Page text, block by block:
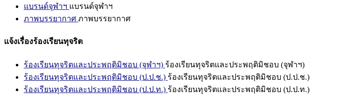
แบรนด์จุฬาฯ แบรนด์จุฬาฯ
ภาพบรรยากาศ ภาพบรรยากาศ
แจ้งเรื่องร้องเรียนทุจริต
ร้องเรียนทุจริตและประพฤติมิชอบ (จุฬาฯ) ร้องเรียนทุจริตและประพฤติมิชอบ (จุฬาฯ)
ร้องเรียนทุจริตและประพฤติมิชอบ (ป.ป.ช.) ร้องเรียนทุจริตและประพฤติมิชอบ (ป.ป.ช.)
ร้องเรียนทุจริตและประพฤติมิชอบ (ป.ป.ท.) ร้องเรียนทุจริตและประพฤติมิชอบ (ป.ป.ท.)